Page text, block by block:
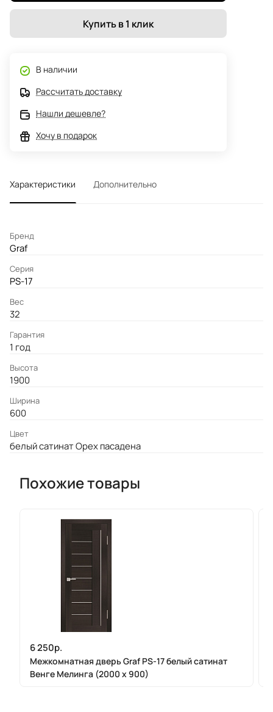
Купить в 1 клик
В наличии
Рассчитать доставку
Нашли дешевле?
Хочу в подарок
Характеристики Дополнительно
Бренд
Graf
Серия
PS-17
Вес
32
Гарантия
1 год
Высота
1900
Ширина
600
Цвет
белый сатинат Орех пасадена
Похожие товары
6 250р.
Межкомнатная дверь Graf PS-17 белый сатинат
Венге Мелинга (2000 х 900)